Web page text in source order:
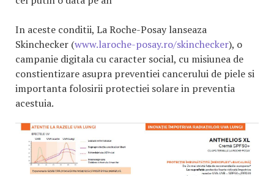
In aceste conditii, La Roche-Posay lanseaza
Skinchecker (www.laroche-posay.ro/skinchecker), o
campanie digitala cu caracter social, cu misiunea de
constientizare asupra preventiei cancerului de piele si
importanta folosirii protectiei solare in preventia
acestuia.